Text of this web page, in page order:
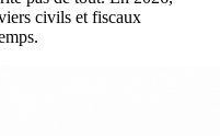
civils et fiscaux